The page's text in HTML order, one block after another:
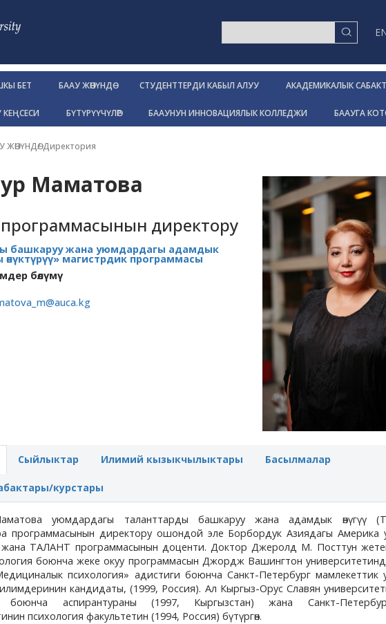
БЕТ БААУ ЖӨНҮНДӨ СТУДЕНТТЕРДИ КАБЫЛ АЛУУ АКАДЕМИКАЛЫК
КЕҢСЕСИ БҮТҮРҮҮЧҮЛӨР БААУНУН ИННОВАЦИЯЛЫК КОЛЛЕДЖИ БААУГА
ЖӨНҮНДӨ/Директория
Маматова
директору
башкаруу жана уюмдардагы адамдык
магистрдик программасы
бөлүмү
Сыйлыктар Илимий кызыкчылыктары Басылмалар
курстары
уюмдардагы таланттарды башкаруу жана адамдык өнүгүү
программасынын директору ошондой эле Борбордук Азиядагы Америка
жана ТАЛАНТ программасынын доценти. Доктор Джеролд М. Посттун
боюнча жеке окуу программасын Джордж Вашингтон
психология» адистиги боюнча Санкт-Петербург мамлекеттик
кандидаты, (1999, Россия). Ал Кыргыз-Орус Славян
боюнча аспирантураны (1997, Кыргызстан) жана Санкт-
психология факультетин (1994, Россия) бүтүргөн.